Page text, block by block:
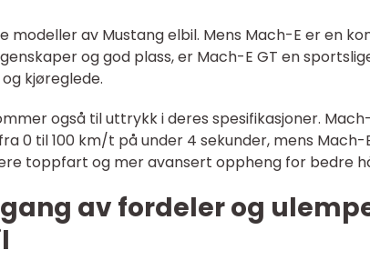
modeller av Mustang elbil. Mens Mach-E er en
og god plass, er Mach-E GT en
kjøreglede.
også til uttrykk i deres spesifikasjoner.
0 til 100 km/t på under 4 sekunder, mens Mach-
toppfart og mer avansert oppheng for bedre
av fordeler og